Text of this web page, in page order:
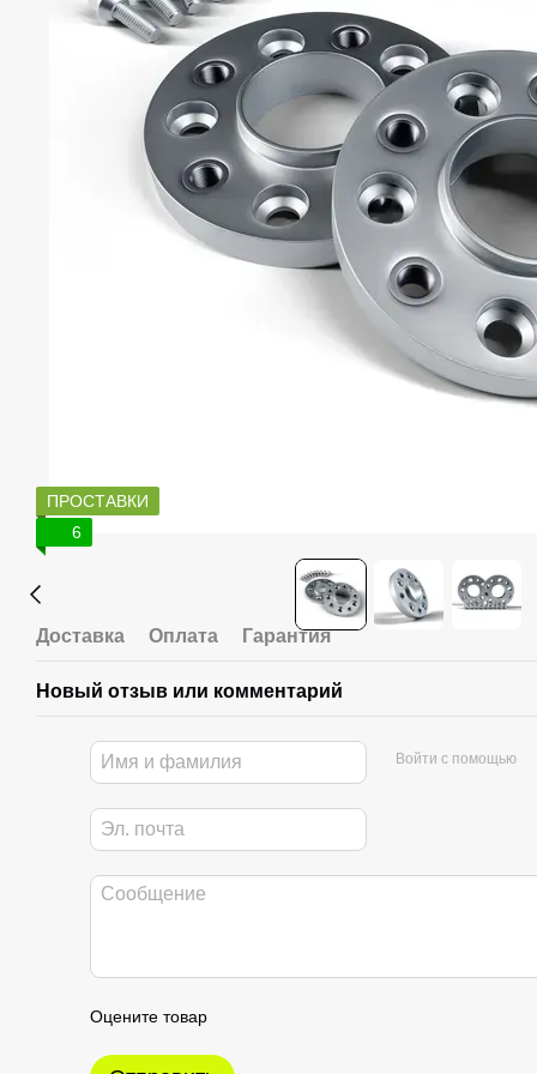
ПРОСТАВКИ
6
Доставка Оплата Гарантия
Новый отзыв или комментарий
Войти с помощью
Оцените товар